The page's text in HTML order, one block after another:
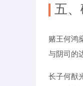
五
赌王何鸿
与阴司的
长子何猷